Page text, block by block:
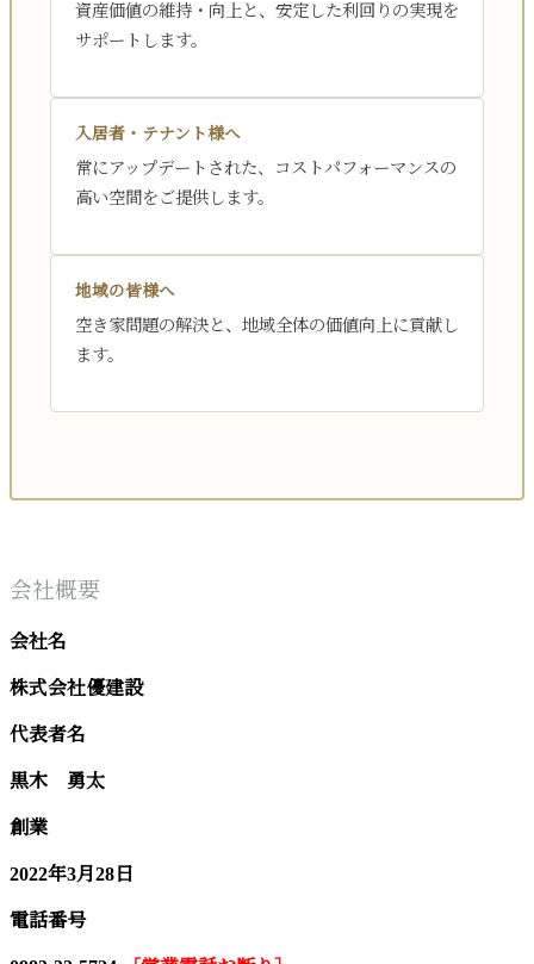
資産価値の維持・向上と、安定した利回りの実現を
サポートします。
入居者・テナント様へ
常にアップデートされた、コストパフォーマンスの
高い空間をご提供します。
地域の皆様へ
空き家問題の解決と、地域全体の価値向上に貢献し
ます。
会社概要
会社名
株式会社優建設
代表者名
黒木 勇太
創業
2022年3月28日
電話番号